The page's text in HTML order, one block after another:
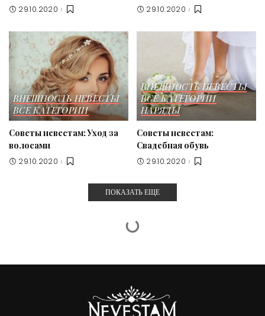
29.10.2020 29.10.2020
ВНЕШНОСТЬ НЕВЕСТЫ
ВСЕ КАТЕГОРИИ
Советы невестам: Уход за
волосами
29.10.2020
ВНЕШНОСТЬ НЕВЕСТЫ
ВСЕ КАТЕГОРИИ
НАРЯДЫ
Советы невестам:
Свадебная обувь
29.10.2020
ПОКАЗАТЬ ЕЩЕ